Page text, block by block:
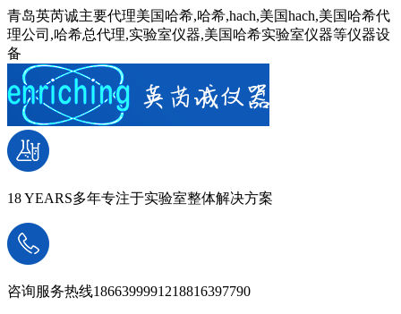
青岛英芮诚主要代理美国哈希,哈希,hach,美国hach,美国哈希代
理公司,哈希总代理,实验室仪器,美国哈希实验室仪器等仪器设
备
18 YEARS多年专注于实验室整体解决方案
咨询服务热线1866399991218816397790